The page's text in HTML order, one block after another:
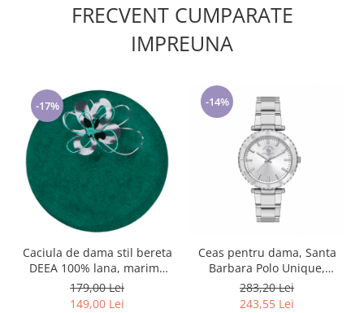
FRECVENT CUMPARATE
IMPREUNA
-17%
Caciula de dama stil bereta
DEEA 100% lana, marime
universala BA25.01. 630
verde made Polonia
179,00 Lei
149,00 Lei
-14%
Ceas pentru dama, Santa
Barbara Polo Unique,
SB.1.10474.1
283,20 Lei
243,55 Lei